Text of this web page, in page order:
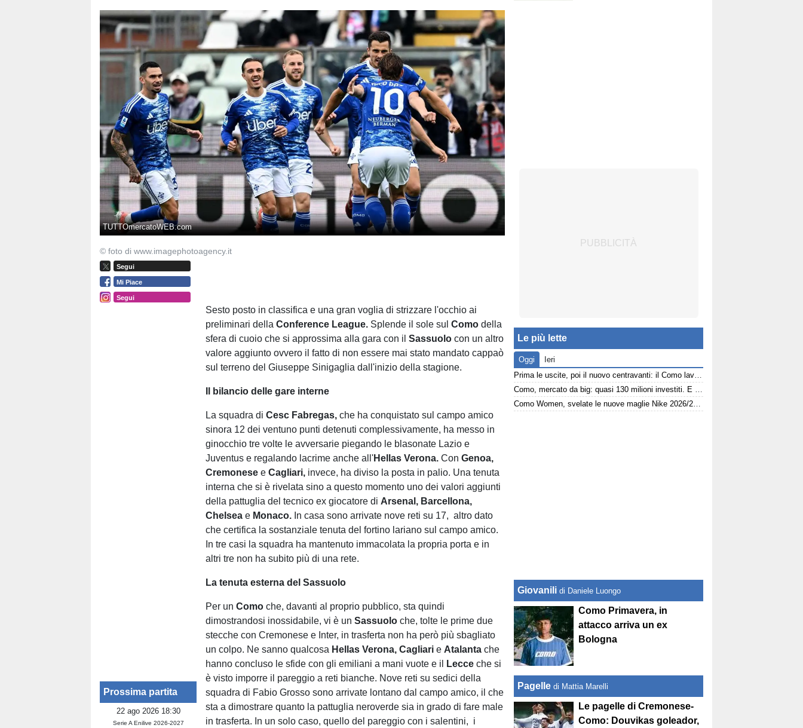
TUTTOmercatoWEB.com
© foto di www.imagephotoagency.it
Segui
Mi Piace
Segui
Prossima partita
22 ago 2026 18:30
Serie A Enilive 2026-2027
Sesto posto in classifica e una gran voglia di strizzare l'occhio ai
preliminari dellaConference League. Splende il sole sul Como della
sfera di cuoio che si approssima alla gara con ilSassuolo con un altro
valore aggiunto ovvero il fatto di non essere mai stato mandato cappaò
sul terreno del Giuseppe Sinigaglia dall'inizio della stagione.
Il bilancio delle gare interne
La squadra diCesc Fabregas, che ha conquistato sul campo amico
sinora 12 dei ventuno punti detenuti complessivamente, ha messo in
ginocchio tre volte le avversarie piegando le blasonate Lazio e
Juventus e regalando lacrime anche all'Hellas Verona. ConGenoa,
CremoneseeCagliari, invece, ha diviso la posta in palio. Una tenuta
interna che si è rivelata sino a questo momento uno dei valori aggiunti
della pattuglia del tecnico ex giocatore di Arsenal, Barcellona,
Chelsea e Monaco. In casa sono arrivate nove reti su 17, altro dato
che certifica la sostanziale tenuta del fortino lariano sul campo amico.
In tre casi la squadra ha mantenuto immacolata la propria porta e in
altri tre non ha subito più di una rete.
La tenuta esterna del Sassuolo
Per unComo che, davanti al proprio pubblico, sta quindi
dimostrandosi inossidabile, vi è unSassuoloche, tolte le prime due
stecche con Cremonese e Inter, in trasferta non ha però più sbagliato
un colpo. Ne sanno qualcosa Hellas Verona, Cagliarie Atalanta che
hanno concluso le sfide con gli emiliani a mani vuote e il
Lecceche si
è visto imporre il pareggio a reti bianche. Nove reti su sedici della
squadra di Fabio Grosso sono arrivate lontano dal campo amico, il che
sta a dimostrare quanto la pattuglia neroverde sia in grado di fare male
in trasferta. In un solo caso, quello del pareggio con i salentini, i
Le più lette
Oggi
Ieri
Prima le uscite, poi il nuovo centravanti: il Como lavora agli esuberi
Como, mercato da big: quasi 130 milioni investiti. E ora Fabregas sogna il colpo in attacco
Como Women, svelate le nuove maglie Nike 2026/27: eleganza e performance al centro del progetto
Giovanili di Daniele Luongo
Como Primavera, in
attacco arriva un ex
Bologna
Pagelle di Mattia Marelli
Le pagelle di Cremonese-
Como: Douvikas goleador,